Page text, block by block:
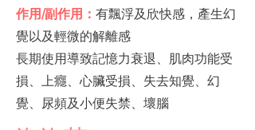
作用/副作用： 有飄浮及欣快感，產生幻
覺以及輕微的解離感
長期使用導致記憶力衰退、肌肉功能受
損、上癮、心臟受損、失去知覺、幻
覺、尿頻及小便失禁、壞腦